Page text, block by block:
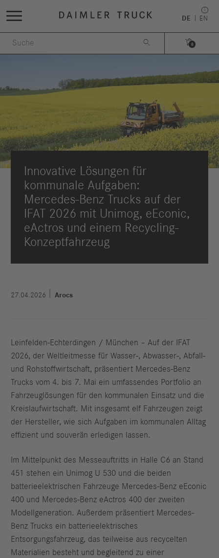
DE EN
 
0
Innovative Lösungen für
kommunale Aufgaben:
Mercedes-Benz Trucks auf der
IFAT 2026 mit Unimog, eEconic,
eActros und einem Recycling-
Konzeptfahrzeug
27.04.2026 Arocs
Leinfelden-Echterdingen / München – Auf der IFAT
2026, der Weltleitmesse für Wasser-, Abwasser-, Abfall-
und Rohstoffwirtschaft, präsentiert Mercedes-Benz
Trucks vom 4. bis 7. Mai ein umfassendes Portfolio an
Fahrzeuglösungen für den kommunalen Einsatz und die
Kreislaufwirtschaft. Mit insgesamt elf Fahrzeugen zeigt
der Hersteller, wie sich Aufgaben im kommunalen Alltag
effizient und souverän erledigen lassen.
Im Mittelpunkt des Messeauftritts in Halle C6 an Stand
451 stehen ein Unimog U 530 und die beiden
batterieelektrischen Fahrzeuge Mercedes-Benz eEconic
400 und Mercedes-Benz eActros 400 der zweiten
Modellgeneration. Außerdem präsentiert Mercedes-
Benz Trucks ein batterieelektrisches
Entsorgungsfahrzeug, das teilweise aus recycelten
Materialien besteht und begleitend zu einer